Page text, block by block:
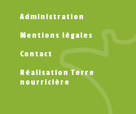
Administration
Mentions légales
Contact
Réalisation Terre
nourricière